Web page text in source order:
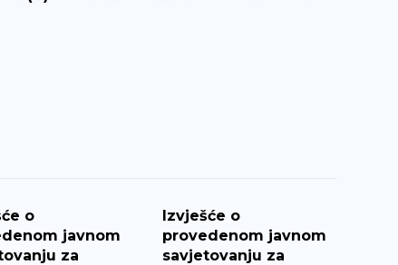
o
javnom
za
Izvješće o
provedenom javnom
savjetovanju za